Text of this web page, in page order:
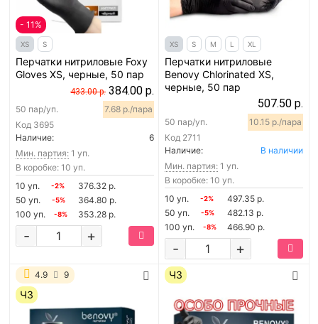
- 11%
XS S
Перчатки нитриловые Foxy
Gloves XS, черные, 50 пар
433.00 р. 384.00 р.
Код 3695
50 пар/уп. 7.68 р./пара
Наличие:
6
Мин. партия: 1 уп.
В коробке: 10 уп.
10 уп.
-2%
376.32 р.
50 уп.
-5%
364.80 р.
100 уп.
-8% 353.28 р.
+
-
XS S M L XL
Перчатки нитриловые
Benovy Chlorinated XS,
черные, 50 пар
507.50 р.
Код 2711
50 пар/уп. 10.15 р./пара
Наличие:
В наличии
Мин. партия: 1 уп.
В коробке: 10 уп.
10 уп.
-2%
497.35 р.
50 уп.
-5%
482.13 р.
100 уп.
-8% 466.90 р.
+
-
4.9 9
ЧЗ
ЧЗ